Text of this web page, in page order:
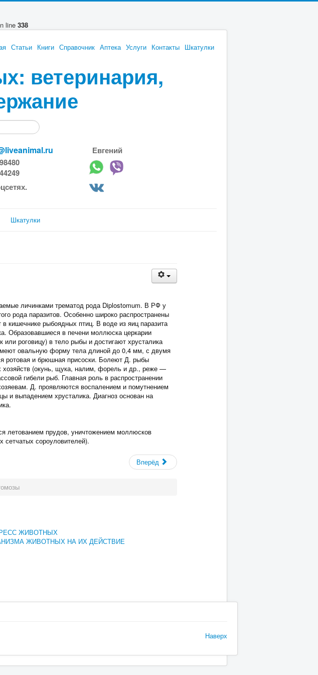
line 338
Статьи Книги Справочник Аптека Услуги Контакты Шкатулки
ветеринария,
Евгений
Шкатулки
личинками трематод рода Diplostomum. В РФ у
рода паразитов. Особенно широко распространены
кишечнике рыбоядных птиц. В воде из яиц паразита
Образовавшиеся в печени моллюска церкарии
роговицу) в тело рыбы и достигают хрусталика
овальную форму тела длиной до 0,4 мм, с двумя
ротовая и брюшная присоски. Болеют Д. рыбы
хозяйств (окунь, щука, налим, форель и др., реже —
гибели рыб. Главная роль в распространении
Д. проявляются воспалением и помутнением
и выпадением хрусталика. Диагноз основан на
летованием прудов, уничтожением моллюсков
сетчатых сороуловителей).
Вперёд
ЖИВОТНЫХ
ЖИВОТНЫХ НА ИХ ДЕЙСТВИЕ
Наверх